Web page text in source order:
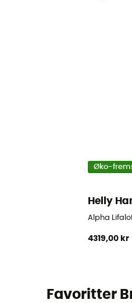
Øko-
Helly
Alpha
4319,00 kr
Favoritter